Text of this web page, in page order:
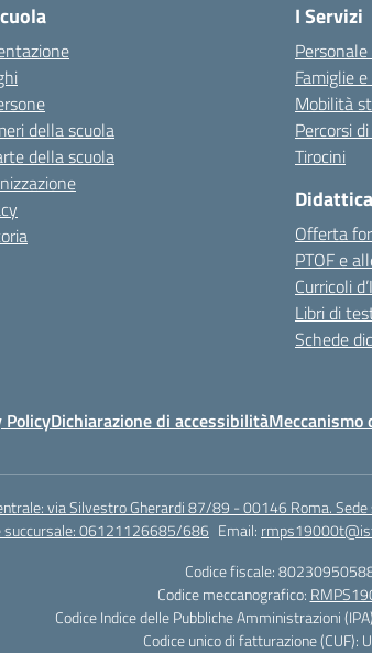
della scuola
della scuola
I Servizi
Famiglie
Mobilità
Percorsi
Tirocini
Didattica
Offerta
PTOF e
Curricoli
Libri di
Schede
PolicyDichiarazione di accessibilitàMeccanismo
via Silvestro Gherardi 87/89 - 00146 Roma.
succursale: 06121126685/686 Email:
Codice fiscale:
Codice meccanografico:
Codice Indice delle Pubbliche Amministrazioni
Codice unico di fatturazione (CUF):